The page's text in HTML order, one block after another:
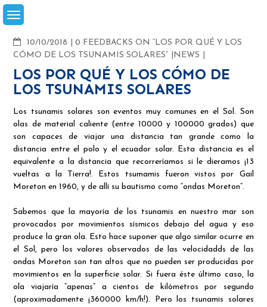
Skip
to
10/10/2018
COMMENTS
0 FEEDBACKS ON “LOS POR QUÉ Y LOS
CÓMO DE LOS TSUNAMIS SOLARES”
NEWS
LOS POR QUÉ Y LOS CÓMO DE
LOS TSUNAMIS SOLARES
Los tsunamis solares son eventos muy comunes en el Sol. Son
olas de material caliente (entre 10000 y 100000 grados) que
son capaces de viajar una distancia tan grande como la
distancia entre el polo y el ecuador solar. Esta distancia es el
equivalente a la distancia que recorreríamos si le dieramos ¡13
vueltas a la Tierra!. Estos tsumamis fueron vistos por Gail
Moreton en 1960, y de allí su bautismo como “ondas Moreton”.
Sabemos que la mayoría de los tsunamis en nuestro mar son
provocados por movimientos sísmicos debajo del agua y eso
produce la gran ola. Esto hace suponer que algo similar ocurre en
el Sol, pero los valores observados de las velocidadds de las
ondas Moreton son tan altos que no pueden ser producidas por
movimientos en la superficie solar. Si fuera éste último caso, la
ola viajaría “apenas” a cientos de kilómetros por segundo
(aproximadamente ¡360000 km/h!). Pero los tsunamis solares